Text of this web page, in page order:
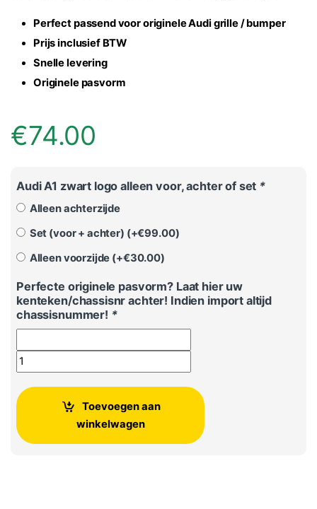
Perfect passend voor originele Audi grille / bumper
Prijs inclusief BTW
Snelle levering
Originele pasvorm
€74.00
Audi A1 zwart logo alleen voor, achter of set *
Alleen achterzijde
Set (voor + achter) (+€99.00)
Alleen voorzijde (+€30.00)
Perfecte originele pasvorm? Laat hier uw
kenteken/chassisnr achter! Indien import altijd
chassisnummer! *
Audi A1 Zwarte logo's voor, achter of set 2011 - 2018 aantal
Toevoegen aan
winkelwagen